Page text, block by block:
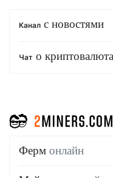
Канал с новостями
Чат о
Ферм онлайн